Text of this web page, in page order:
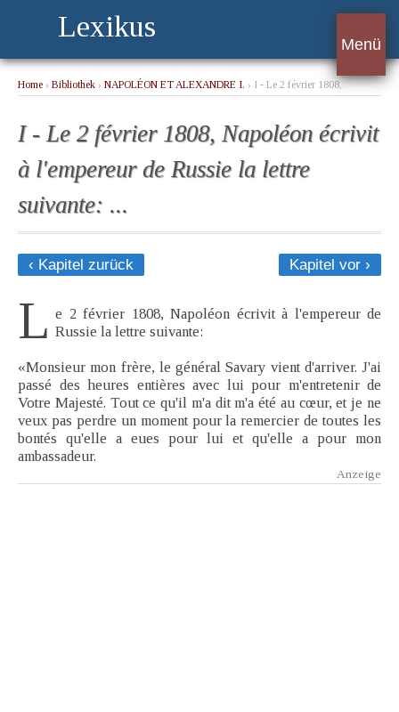
Lexikus
Menü
Home › Bibliothek › NAPOLÉON ET ALEXANDRE I. › I - Le 2 février 1808,
I - Le 2 février 1808, Napoléon écrivit
à l'empereur de Russie la lettre
suivante: ...
‹ Kapitel zurück Kapitel vor ›
L e 2 février 1808, Napoléon écrivit à l'empereur de
Russie la lettre suivante:
«Monsieur mon frère, le général Savary vient d'arriver. J'ai
passé des heures entières avec lui pour m'entretenir de
Votre Majesté. Tout ce qu'il m'a dit m'a été au cœur, et je ne
veux pas perdre un moment pour la remercier de toutes les
bontés qu'elle a eues pour lui et qu'elle a pour mon
ambassadeur.